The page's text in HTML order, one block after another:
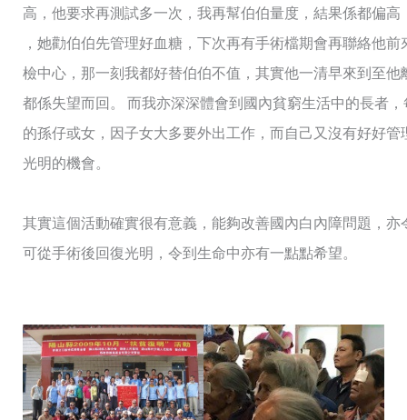
高，他要求再測試多一次，我再幫伯伯量度，結果係都偏
，她勸伯伯先管理好血糖，下次再有手術檔期會再聯絡他
檢中心，那一刻我都好替伯伯不值，其實他一清早來到至
都係失望而回。 而我亦深深體會到國內貧窮生活中的長者
的孫仔或女，因子女大多要外出工作，而自己又沒有好好
光明的機會。
其實這個活動確實很有意義，能夠改善國內白內障問題，
可從手術後回復光明，令到生命中亦有一點點希望。